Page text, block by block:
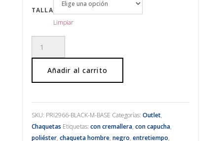
TALLA
Limpiar
Black
Añadir al carrito
SKU: PRI2966-BLACK-M-BASE Categorías: Outlet,
Chaquetas Etiquetas: con cremallera, con capucha,
poliéster, chaqueta hombre, negro, entretiempo,